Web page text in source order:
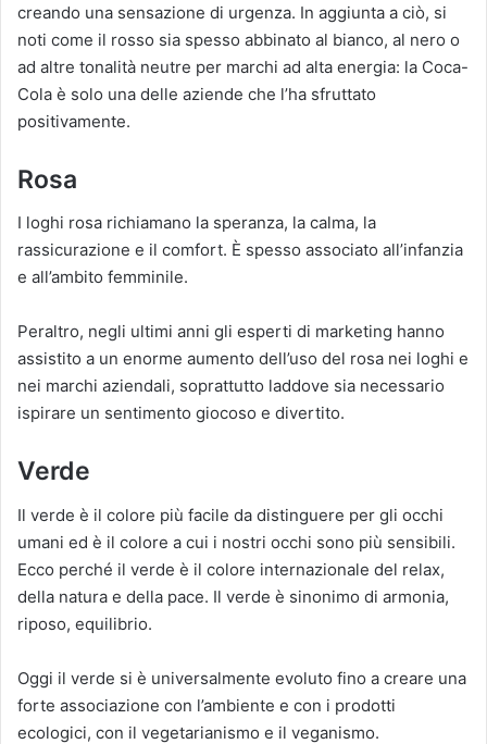
creando una sensazione di urgenza. In aggiunta a ciò, si
noti come il rosso sia spesso abbinato al bianco, al nero o
ad altre tonalità neutre per marchi ad alta energia: la Coca-
Cola è solo una delle aziende che l’ha sfruttato
positivamente.
Rosa
I loghi rosa richiamano la speranza, la calma, la
rassicurazione e il comfort. È spesso associato all’infanzia
e all’ambito femminile.
Peraltro, negli ultimi anni gli esperti di marketing hanno
assistito a un enorme aumento dell’uso del rosa nei loghi e
nei marchi aziendali, soprattutto laddove sia necessario
ispirare un sentimento giocoso e divertito.
Verde
Il verde è il colore più facile da distinguere per gli occhi
umani ed è il colore a cui i nostri occhi sono più sensibili.
Ecco perché il verde è il colore internazionale del relax,
della natura e della pace. Il verde è sinonimo di armonia,
riposo, equilibrio.
Oggi il verde si è universalmente evoluto fino a creare una
forte associazione con l’ambiente e con i prodotti
ecologici, con il vegetarianismo e il veganismo.